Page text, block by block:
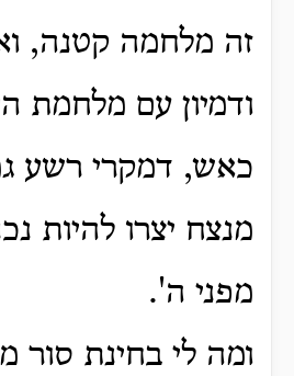
זה מלחמה קטנה,
ודמיון עם מלחמת
כאש, דמקרי רשע
מנצח יצרו להיות
מפני ה'.
ומה לי בחינת סור